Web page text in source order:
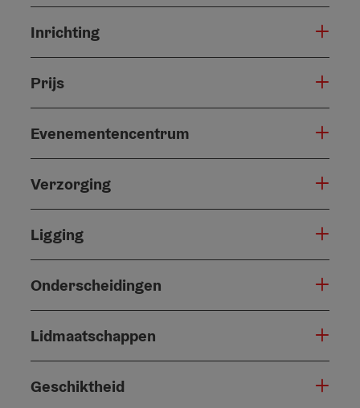
Inrichting
Prijs
Evenementencentrum
Verzorging
Ligging
Onderscheidingen
Lidmaatschappen
Geschiktheid